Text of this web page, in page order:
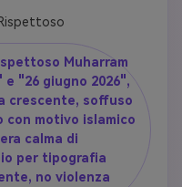
Muharram
"26 giugno 2026",
crescente, soffuso
con motivo islamico
calma di
per tipografia
no violenza